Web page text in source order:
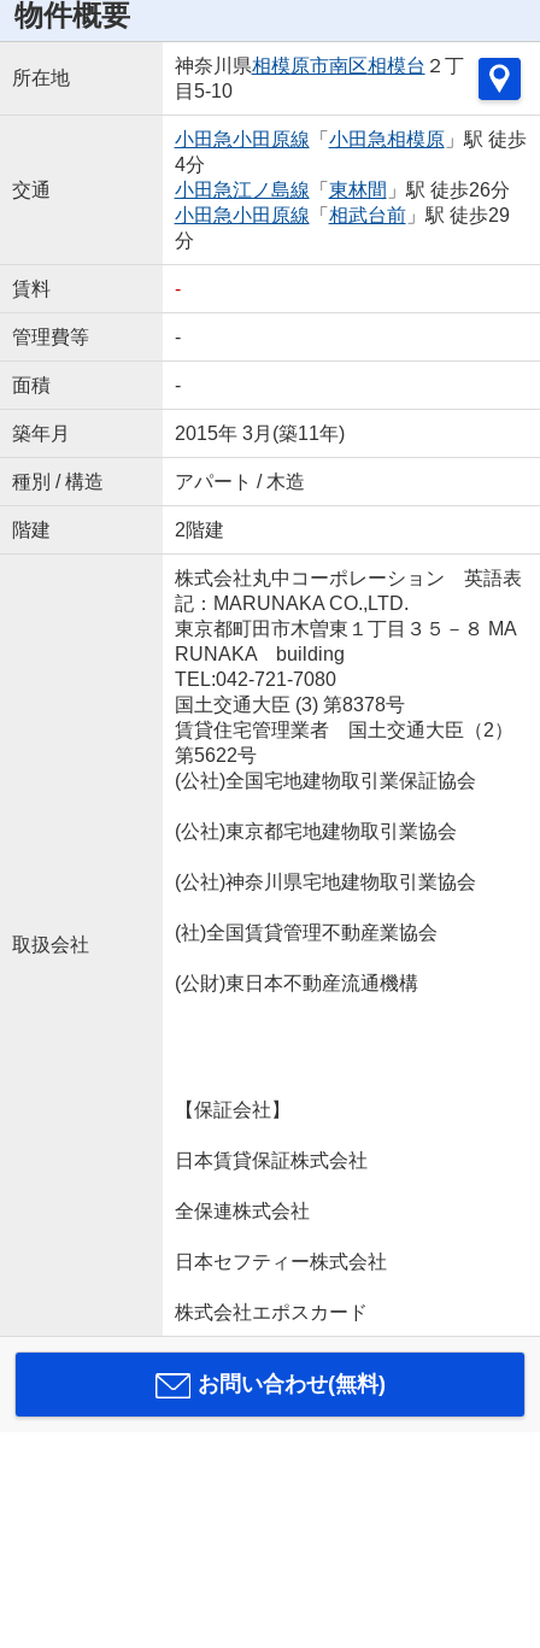
物件概要
所在地
神奈川県相模原市南区相模台 ２丁
目5-10
交通
小田急小田原線 「 小田急相模原 」駅 徒歩
4分
小田急江ノ島線 「 東林間 」駅 徒歩26分
小田急小田原線 「 相武台前」駅 徒歩29
分
賃料 -
管理費等 -
面積 -
築年月 2015年 3月(築11年)
種別 / 構造 アパート / 木造
階建 2階建
取扱会社
株式会社丸中コーポレーション 英語表
記：MARUNAKA CO.,LTD.
東京都町田市木曽東１丁目３５－８ MA
RUNAKA building
TEL:042-721-7080
国土交通大臣 (3) 第8378号
賃貸住宅管理業者 国土交通大臣（2）
第5622号
(公社)全国宅地建物取引業保証協会
(公社)東京都宅地建物取引業協会
(公社)神奈川県宅地建物取引業協会
(社)全国賃貸管理不動産業協会
(公財)東日本不動産流通機構
【保証会社】
日本賃貸保証株式会社
全保連株式会社
日本セフティー株式会社
株式会社エポスカード
お問い合わせ(無料)